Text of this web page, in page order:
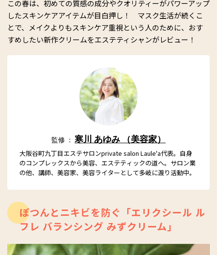
この春は、初めての質感の成分やクオリティーがパワーアップ
したスキンケアアイテムが目白押し！ マスク生活が続くこ
とで、メイクよりもスキンケア重視という人のために、おす
すめしたい新作クリームをエステティシャンがレビュー！
監修 ： 寒川 あゆみ （美容家）
大阪谷町九丁目エステサロンprivate salon Laule'a代表。自身
のコンプレックスから美容、エステティックの道へ。サロン業
の他、講師、美容家、美容ライターとして多岐に渡り活動中。
ぽつんとニキビを防ぐ「エリクシール ル
フレ バランシング みずクリーム」